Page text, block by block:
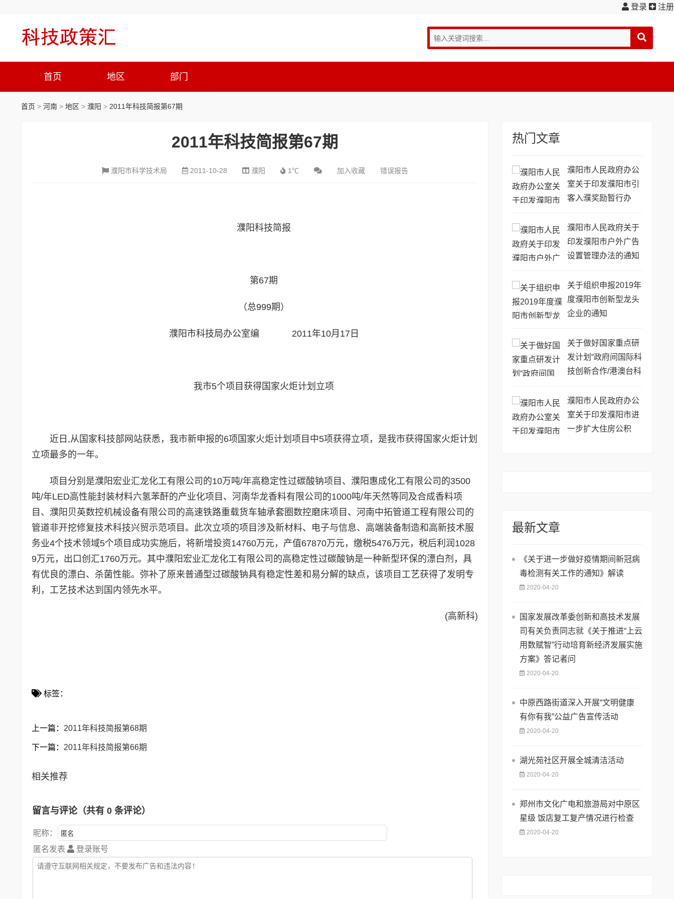
登录 注册
首页 地区 部门
首页 > 河南 > 地区 > 濮阳 > 2011年科技简报第67期
2011年科技简报第67期
濮阳市科学技术局 2011-10-28 濮阳 1℃ 加入收藏 错误报告
濮阳科技简报
第67期
（总999期）
濮阳市科技局办公室编 2011年10月17日
我市5个项目获得国家火炬计划立项
近日,从国家科技部网站获悉，我市新申报的6项国家火炬计划项目中5项获得立项，是我市获得国家火炬计划
立项最多的一年。
项目分别是濮阳宏业汇龙化工有限公司的10万吨/年高稳定性过碳酸钠项目、濮阳惠成化工有限公司的3500
吨/年LED高性能封装材料六氢苯酐的产业化项目、河南华龙香料有限公司的1000吨/年天然等同及合成香料项
目、濮阳贝英数控机械设备有限公司的高速铁路重载货车轴承套圈数控磨床项目、河南中拓管道工程有限公司的
管道非开挖修复技术科技兴贸示范项目。此次立项的项目涉及新材料、电子与信息、高端装备制造和高新技术服
务业4个技术领域5个项目成功实施后，将新增投资14760万元，产值67870万元，缴税5476万元，税后利润1028
9万元，出口创汇1760万元。其中濮阳宏业汇龙化工有限公司的高稳定性过碳酸钠是一种新型环保的漂白剂，具
有优良的漂白、杀菌性能。弥补了原来普通型过碳酸钠具有稳定性差和易分解的缺点，该项目工艺获得了发明专
利，工艺技术达到国内领先水平。
(高新科)
标签：
上一篇： 2011年科技简报第68期
下一篇： 2011年科技简报第66期
相关推荐
留言与评论（共有 0 条评论）
昵称：
匿名发表
登录账号
热门文章
濮阳市人民政府办公
室关于印发濮阳市引
客入濮奖励暂行办
76号)
濮阳市人民政府关于
印发濮阳市户外广告
设置管理办法的通知
关于组织申报2019年
度濮阳市创新型龙头
企业的通知
关于做好国家重点研
发计划“政府间国际科
技创新合作/港澳台科
2019年度第二批项目
申报工作的通知
濮阳市人民政府办公
室关于印发濮阳市进
一步扩大住房公积
最新文章
《关于进一步做好疫情期间新冠病
毒检测有关工作的通知》解读
2020-04-20
国家发展改革委创新和高技术发展
司有关负责同志就《关于推进“上云
用数赋智”行动培育新经济发展实施
方案》答记者问
2020-04-20
中原西路街道深入开展“文明健康
有你有我”公益广告宣传活动
2020-04-20
湖光苑社区开展全城清洁活动
2020-04-20
郑州市文化广电和旅游局对中原区
星级 饭店复工复产情况进行检查
2020-04-20